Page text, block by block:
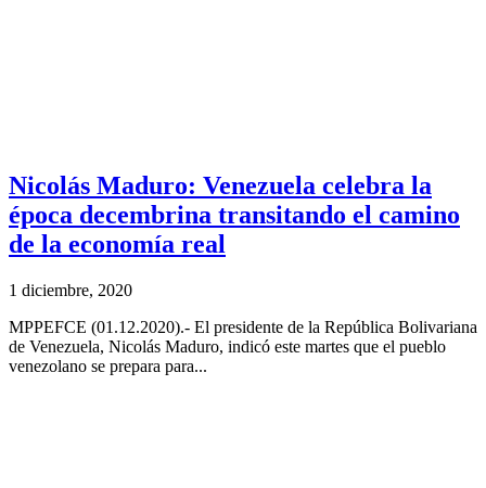
Nicolás Maduro: Venezuela celebra la
época decembrina transitando el camino
de la economía real
1 diciembre, 2020
MPPEFCE (01.12.2020).- El presidente de la República Bolivariana
de Venezuela, Nicolás Maduro, indicó este martes que el pueblo
venezolano se prepara para...